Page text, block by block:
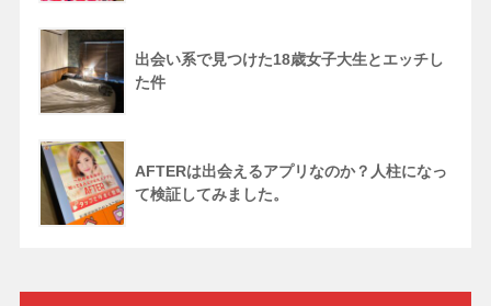
出会い系で見つけた18歳女子大生とエッチし
た件
AFTERは出会えるアプリなのか？人柱になっ
て検証してみました。